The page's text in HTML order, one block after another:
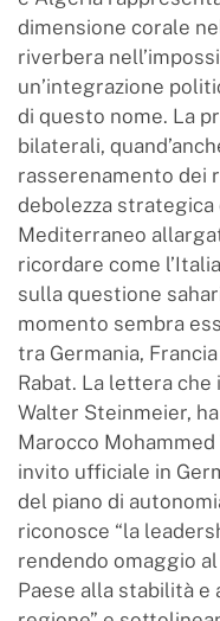
dimensione corale
riverbera
un’integrazione
di questo nome. La
bilaterali,
rasserenamento dei
debolezza
Mediterraneo
ricordare come
sulla questione
momento sembra
tra Germania,
Rabat. La lettera
Walter Steinmeier,
Marocco Mohammed
invito ufficiale in
del piano di
riconosce “la
rendendo omaggio
Paese alla stabilità